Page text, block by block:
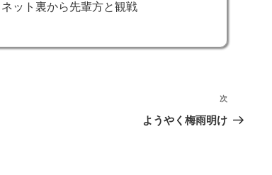
ト裏から先輩方と観戦
次
の
次
ようやく梅雨明け